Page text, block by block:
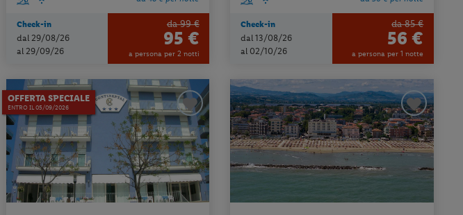
Check-in
dal 29/08/26
al 29/09/26
da 99 €
95 €
a persona per 2 notti
Check-in
dal 13/08/26
al 02/10/26
da 85 €
56 €
a persona per 1 notte
OFFERTA SPECIALE
ENTRO IL 05/09/2026